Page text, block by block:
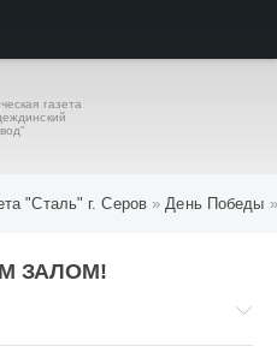
газета
"Сталь" г. Серов »День Победы
ЗАЛОМ!